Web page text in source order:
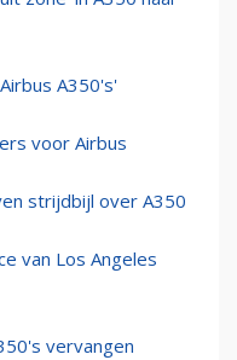
A350's'
voor Airbus
strijdbijl over A350
van Los Angeles
vervangen